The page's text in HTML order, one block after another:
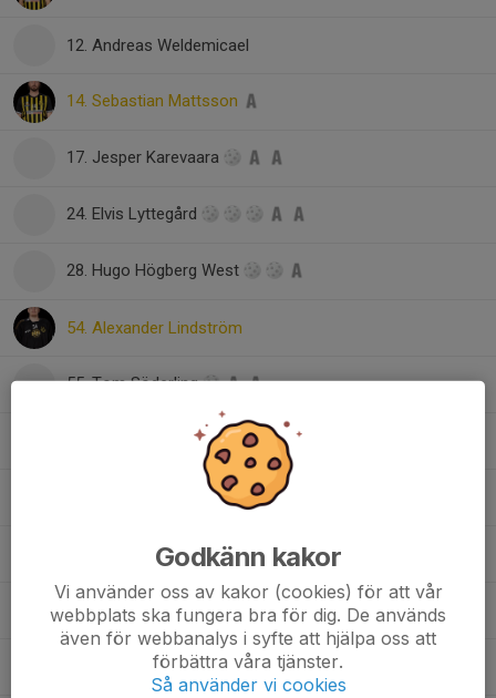
12. Andreas Weldemicael
14. Sebastian Mattsson
17. Jesper Karevaara
24. Elvis Lyttegård
28. Hugo Högberg West
54. Alexander Lindström
55. Tom Söderling
69. Marcus Pettersson
70. Timothy Westlund
71. Oscar Helmrich
77. Ludvig Rudberg
Godkänn kakor
Vi använder oss av kakor (cookies) för att vår
webbplats ska fungera bra för dig. De används
även för webbanalys i syfte att hjälpa oss att
förbättra våra tjänster.
Så använder vi cookies